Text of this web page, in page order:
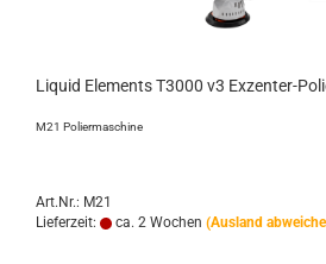
Liquid Elements T3000 v3 Exzenter-
M21 Poliermaschine
Art.Nr.: M21
Lieferzeit:
ca. 2 Wochen (Ausland